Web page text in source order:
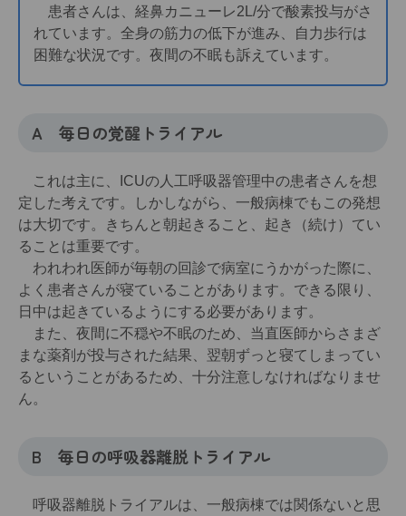
患者さんは、経鼻カニューレ2L/分で酸素投与がさ
れています。全身の筋力の低下が進み、自力歩行は
困難な状況です。夜間の不眠も訴えています。
A 毎日の覚醒トライアル
これは主に、ICUの人工呼吸器管理中の患者さんを想
定した考えです。しかしながら、一般病棟でもこの発想
は大切です。きちんと朝起きること、起き（続け）てい
ることは重要です。
われわれ医師が毎朝の回診で病室にうかがった際に、
よく患者さんが寝ていることがあります。できる限り、
日中は起きているようにする必要があります。
また、夜間に不穏や不眠のため、当直医師からさまざ
まな薬剤が投与された結果、翌朝ずっと寝てしまってい
るということがあるため、十分注意しなければなりませ
ん。
B 毎日の呼吸器離脱トライアル
呼吸器離脱トライアルは、一般病棟では関係ないと思